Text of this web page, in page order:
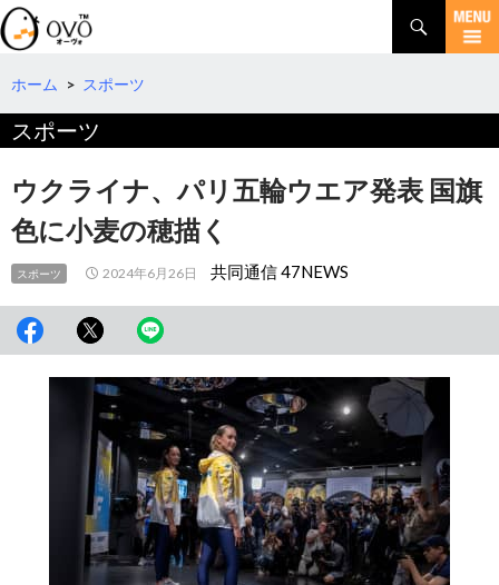
検
索
コ
テ
へ
ホーム > スポーツ
スポーツ
ウクライナ、パリ五輪ウエア発表 国旗
色に小麦の穂描く
スポーツ 2024年6月26日 共同通信 47NEWS